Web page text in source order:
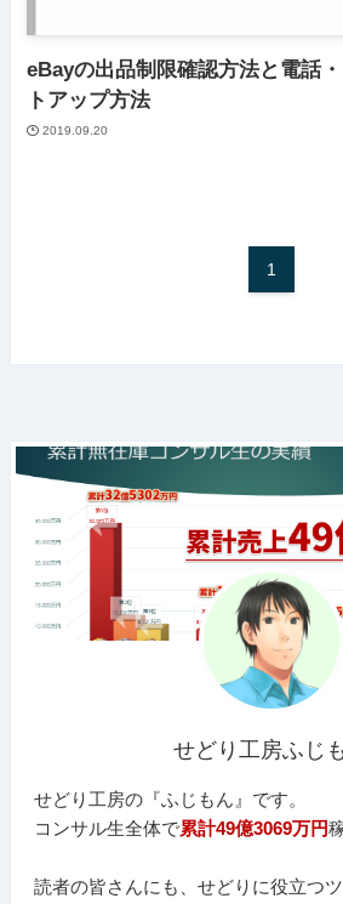
eBayの出品制限確認方法と電話
トアップ方法
2019.09.20
1
せどり工房ふじ
せどり工房の『ふじもん』です。
コンサル生全体で累計49億3069万円
読者の皆さんにも、せどりに役立つ